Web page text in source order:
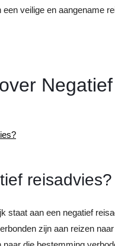
veilige en aangename
reisadvies?
staat aan een negatief
zijn aan reizen